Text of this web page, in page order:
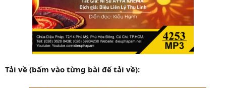
Tải về (bấm vào từng bài để tải về):